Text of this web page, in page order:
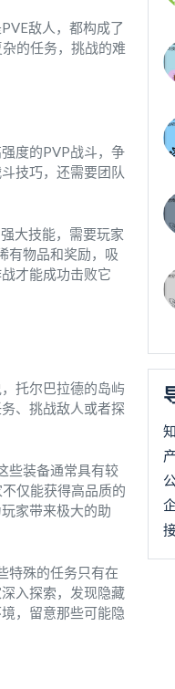
敌人，都构成了
的任务，挑战的难
度的PVP战斗，争
技巧，还需要团队
大技能，需要玩家
有物品和奖励，吸
才能成功击败它
托尔巴拉德的岛屿
、挑战敌人或者探
些装备通常具有较
仅能获得高品质的
家带来极大的助
特殊的任务只有在
入探索，发现隐藏
，留意那些可能隐